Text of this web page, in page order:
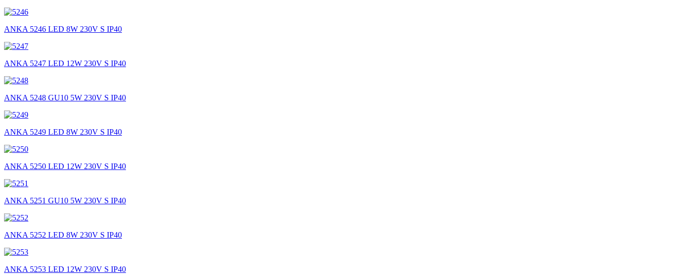
ANKA 5246 LED 8W 230V S IP40
ANKA 5247 LED 12W 230V S IP40
ANKA 5248 GU10 5W 230V S IP40
ANKA 5249 LED 8W 230V S IP40
ANKA 5250 LED 12W 230V S IP40
ANKA 5251 GU10 5W 230V S IP40
ANKA 5252 LED 8W 230V S IP40
ANKA 5253 LED 12W 230V S IP40